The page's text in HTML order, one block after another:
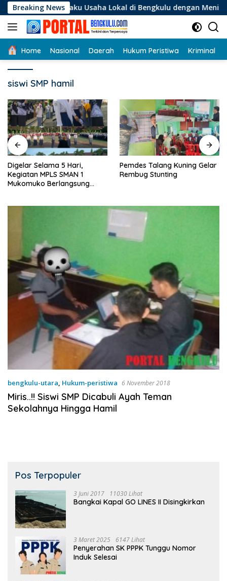
Langsung
ke
konten
Breaking News
Pelaku Usaha Lokal di Bengkulu dengan Meningkatkan
Home Nasional Daerah Hukum Peristiwa Kriminal
siswi SMP hamil
Digelar Selama 5 Hari,
Kegiatan MPLS SMAN 1
Mukomuko Berlangsung
Pemdes Talang Kuning Gelar
Rembug Stunting
bengkulu-utara, Hukum-peristiwa 6 November 2018
Miris..!! Siswi SMP Dicabuli Ayah Teman
Sekolahnya Hingga Hamil
Pos Terpopuler
3 Juni 2017 11030 Lihat
Bangkai Kapal GO LINES II Disingkirkan
3 Maret 2025 6147 Lihat
Penyerahan SK PPPK Tunggu Nomor
Induk Selesai